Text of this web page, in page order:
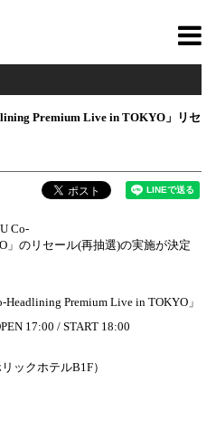
Premium Live in TOKYO」リセ
Co-
」のリセール(再抽選)の実施が決定
Premium Live in TOKYO」
17:00 / START 18:00
ックホテルB1F）